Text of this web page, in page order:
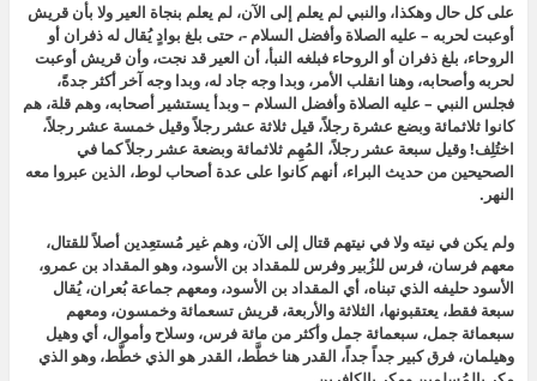
على كل حال وهكذا، والنبي لم يعلم إلى الآن، لم يعلم بنجاة العير ولا بأن قريش
أوعبت لحربه – عليه الصلاة وأفضل السلام -، حتى بلغ بوادٍ يُقال له ذفران أو
الروحاء، بلغ ذفران أو الروحاء فبلغه النبأ، أن العير قد نجت، وأن قريش أوعبت
لحربه وأصحابه، وهنا انقلب الأمر، وبدا وجه جاد له، وبدا وجه آخر أكثر جدةً،
فجلس النبي – عليه الصلاة وأفضل السلام – وبدأ يستشير أصحابه، وهم قلة، هم
كانوا ثلاثمائة وبضع عشرة رجلاً، قيل ثلاثة عشر رجلاً وقيل خمسة عشر رجلاً،
اختُلِف! وقيل سبعة عشر رجلاً، المُهِم ثلاثمائة وبضعة عشر رجلاً كما في
الصحيحين من حديث البراء، أنهم كانوا على عدة أصحاب لوط، الذين عبروا معه
النهر.
ولم يكن في نيته ولا في نيتهم قتال إلى الآن، وهم غير مُستعِدين أصلاً للقتال،
معهم فرسان، فرس للزُبير وفرس للمقداد بن الأسود، وهو المقداد بن عمرو،
الأسود حليفه الذي تبناه، أي المقداد بن الأسود، ومعهم جماعة بُعران، يُقال
سبعة فقط، يعتقبونها، الثلاثة والأربعة، قريش تسعمائة وخمسون، ومعهم
سبعمائة جمل، سبعمائة جمل وأكثر من مائة فرس، وسلاح وأموال، أي وهيل
وهيلمان، فرق كبير جداً جداً، القدر هنا خطَّط، القدر هو الذي خطَّط، وهو الذي